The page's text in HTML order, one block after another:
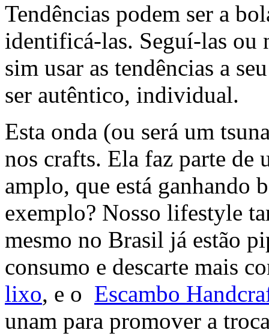
Tendências podem ser a
identificá-las. Seguí-las ou
sim usar as tendências a
ser autêntico, individual.
Esta onda (ou será um
nos crafts. Ela faz parte
amplo, que está ganhando
exemplo? Nosso lifestyle
mesmo no Brasil já estão
consumo e descarte mais
lixo, e o Escambo
unam para promover a